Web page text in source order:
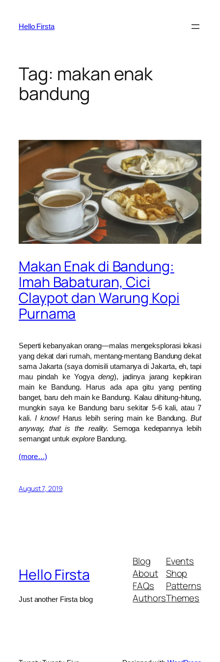
content
Hello Firsta
Tag: makan enak
bandung
Makan Enak di Bandung:
Imah Babaturan, Cici
Claypot dan Warung Kopi
Purnama
Seperti kebanyakan orang—malas mengeksplorasi lokasi
yang dekat dari rumah, mentang-mentang Bandung dekat
sama Jakarta (saya domisili utamanya di Jakarta, eh, tapi
mau pindah ke Yogyadeng), jadinya jarang kepikiran
main ke Bandung. Harus ada apa gitu yang penting
banget, baru deh main ke Bandung. Kalau dihitung-hitung,
mungkin saya ke Bandung baru sekitar 5-6 kali, atau 7
kali. I know!Harus lebih sering main ke Bandung.But
anyway, that is the reality. Semoga kedepannya lebih
semangat untuk exploreBandung.
(more…)
August 7, 2019
Hello Firsta
Just another Firsta blog
Blog
About
FAQs
Authors
Events
Shop
Patterns
Themes